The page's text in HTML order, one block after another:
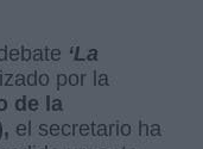
‘La
por la
de la
el secretario ha